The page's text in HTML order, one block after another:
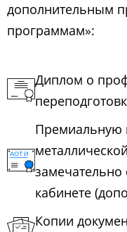
дополнительным
программам»:
Диплом о
Премиальную
кабинете
Копии